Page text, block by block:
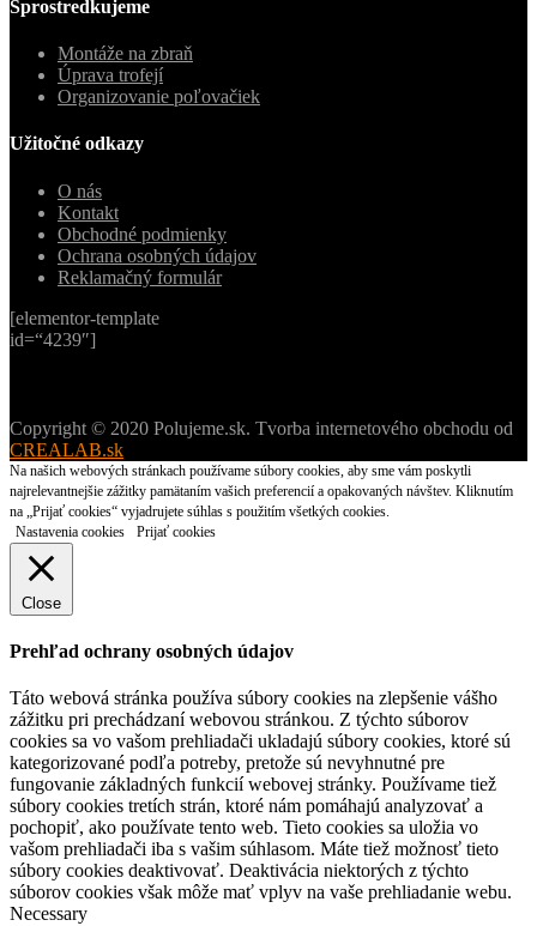
Sprostredkujeme
Montáže na zbraň
Úprava trofejí
Organizovanie poľovačiek
Užitočné odkazy
O nás
Kontakt
Obchodné podmienky
Ochrana osobných údajov
Reklamačný formulár
[elementor-template
id=“4239″]
Copyright © 2020 Polujeme.sk. Tvorba internetového obchodu od
CREALAB.sk
Na našich webových stránkach používame súbory cookies, aby sme vám poskytli
najrelevantnejšie zážitky pamätaním vašich preferencií a opakovaných návštev. Kliknutím
na „Prijať cookies“ vyjadrujete súhlas s použitím všetkých cookies.
Nastavenia cookies
Prijať cookies
Close
Prehľad ochrany osobných údajov
Táto webová stránka používa súbory cookies na zlepšenie vášho
zážitku pri prechádzaní webovou stránkou. Z týchto súborov
cookies sa vo vašom prehliadači ukladajú súbory cookies, ktoré sú
kategorizované podľa potreby, pretože sú nevyhnutné pre
fungovanie základných funkcií webovej stránky. Používame tiež
súbory cookies tretích strán, ktoré nám pomáhajú analyzovať a
pochopiť, ako používate tento web. Tieto cookies sa uložia vo
vašom prehliadači iba s vašim súhlasom. Máte tiež možnosť tieto
súbory cookies deaktivovať. Deaktivácia niektorých z týchto
súborov cookies však môže mať vplyv na vaše prehliadanie webu.
Necessary